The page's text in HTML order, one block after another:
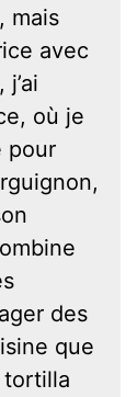
mais
avec
où je
pour
des
que
tortilla